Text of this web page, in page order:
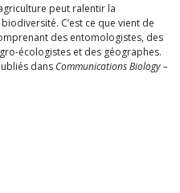
peut ralentir la
C’est ce que vient de
des entomologistes, des
écologistes et des géographes.
dans Communications Biology –